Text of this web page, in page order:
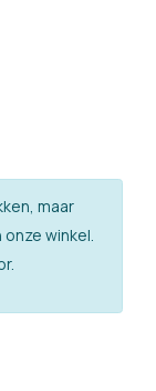
maar
winkel.